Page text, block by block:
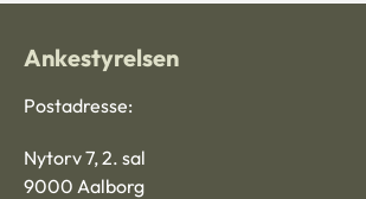
Ankestyrelsen
Postadresse:
Nytorv 7, 2. sal
9000 Aalborg